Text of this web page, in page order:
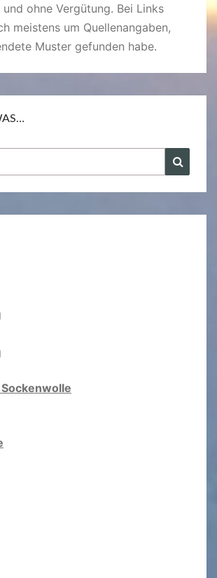
ohne Vergütung. Bei Links
meistens um Quellenangaben,
Muster gefunden habe.